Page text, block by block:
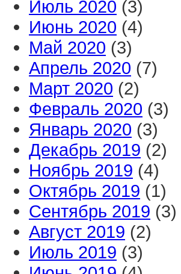
Июль 2020 (3)
Июнь 2020 (4)
Май 2020 (3)
Апрель 2020 (7)
Март 2020 (2)
Февраль 2020 (3)
Январь 2020 (3)
Декабрь 2019 (2)
Ноябрь 2019 (4)
Октябрь 2019 (1)
Сентябрь 2019 (3)
Август 2019 (2)
Июль 2019 (3)